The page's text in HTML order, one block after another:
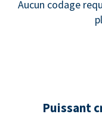
Aucun codage
Puissant